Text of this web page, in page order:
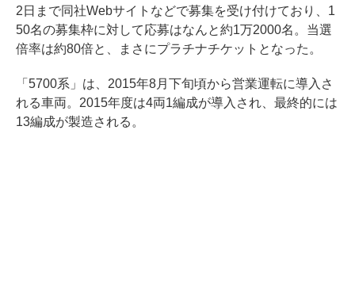
2日まで同社Webサイトなどで募集を受け付けており、1
50名の募集枠に対して応募はなんと約1万2000名。当選
倍率は約80倍と、まさにプラチナチケットとなった。
「5700系」は、2015年8月下旬頃から営業運転に導入さ
れる車両。2015年度は4両1編成が導入され、最終的には
13編成が製造される。